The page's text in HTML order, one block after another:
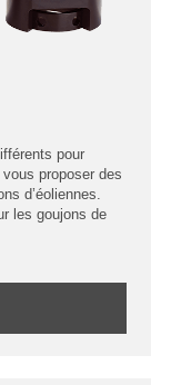
pour
proposer des
d’éoliennes.
les goujons de